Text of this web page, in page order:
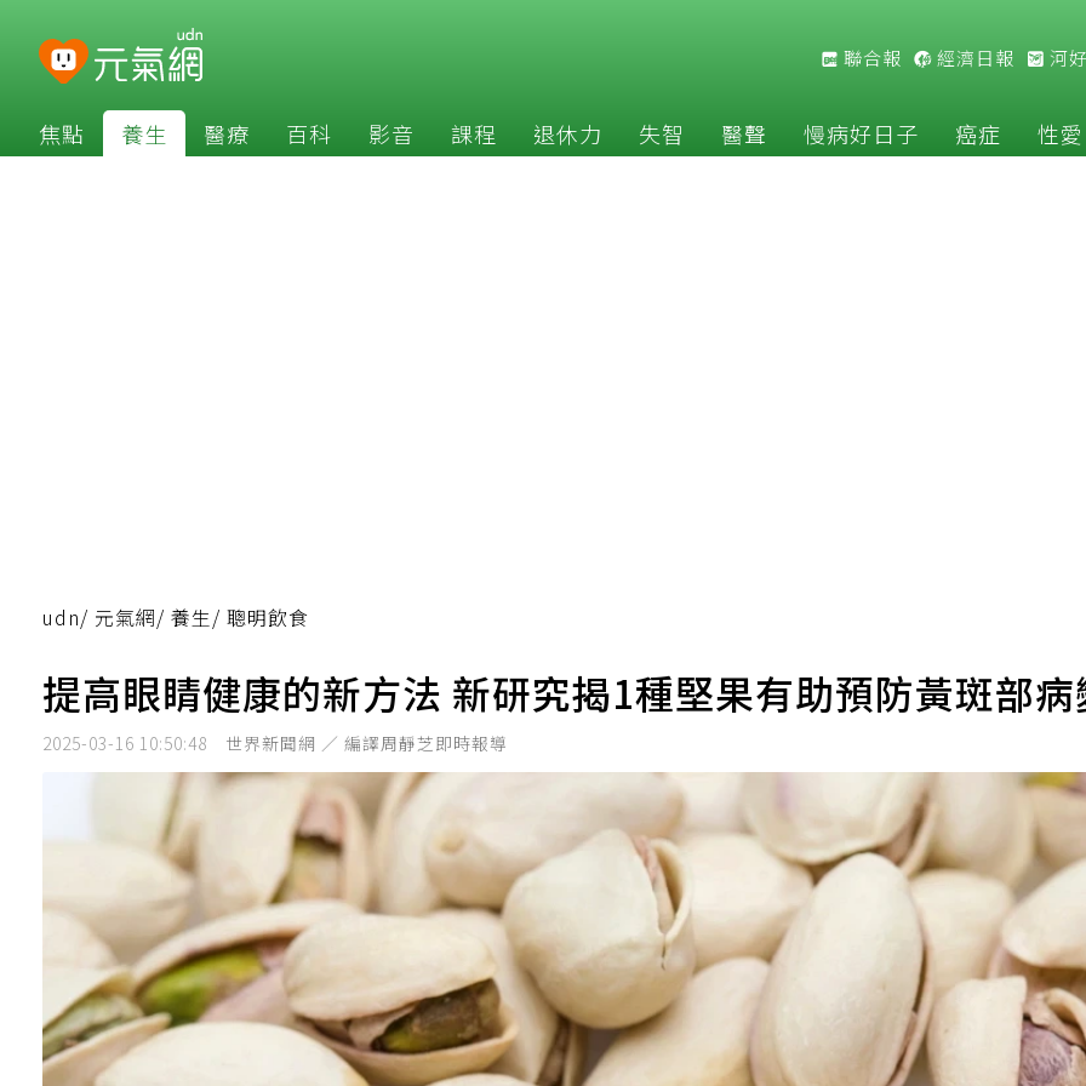
聯合報 經濟日報 河
焦點 養生 醫療 百科 影音 課程 退休力 失智 醫聲 慢病好日子 癌症 性愛
udn/ 元氣網/ 養生/ 聰明飲食
提高眼睛健康的新方法 新研究揭1種堅果有助預防黃斑部
2025-03-16 10:50:48 世界新聞網 ／ 編譯周靜芝即時報導